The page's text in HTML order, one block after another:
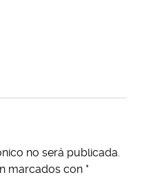
no será publicada.
marcados con *